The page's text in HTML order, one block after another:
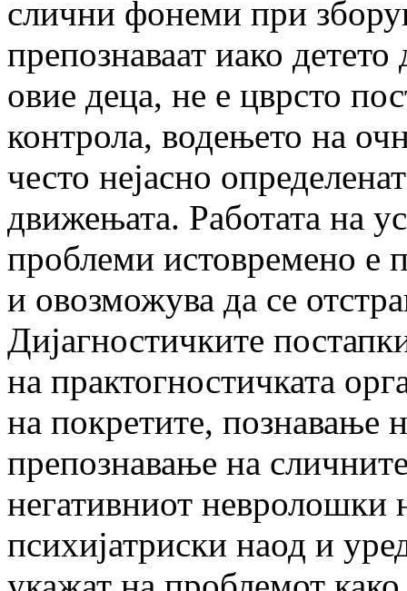
слични фонеми при
препознаваат иако
овие деца, не е цврсто
контрола, водењето на
често нејасно
движењата. Работата на
проблеми истовремено е
и овозможува да се
Дијагностичките
на практогностичката
на покретите, познавање
препознавање на
негативниот невролошки
психијатриски наод и